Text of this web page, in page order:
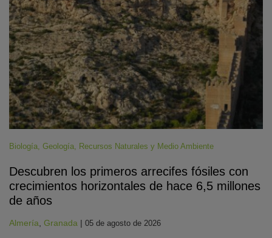
Biología, Geología, Recursos Naturales y Medio Ambiente
Descubren los primeros arrecifes fósiles con
crecimientos horizontales de hace 6,5 millones
de años
Almería, Granada | 05 de agosto de 2026